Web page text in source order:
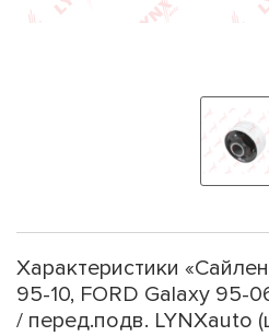
Характеристики
95-10, FORD Galaxy 95-
/ перед.подв. LYNXauto